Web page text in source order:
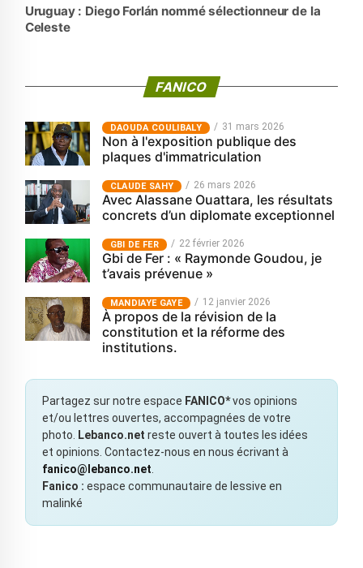
Uruguay : Diego Forlán nommé sélectionneur de la
Celeste
FANICO
‎DAOUDA COULIBALY 31 mars 2026
Non à l'exposition publique des
plaques d'immatriculation
CLAUDE SAHY 26 mars 2026
Avec Alassane Ouattara, les résultats
concrets d’un diplomate exceptionnel
GBI DE FER 22 février 2026
Gbi de Fer : « Raymonde Goudou, je
t’avais prévenue »
MANDIAYE GAYE 12 janvier 2026
À propos de la révision de la
constitution et la réforme des
institutions.
Partagez sur notre espace FANICO*vos opinions
et/ou lettres ouvertes, accompagnées de votre
photo.
Lebanco.net reste ouvert à toutes les idées
et opinions. Contactez-nous en nous écrivant à
fanico@lebanco.net
Fanico : espace communautaire de lessive en
malinké